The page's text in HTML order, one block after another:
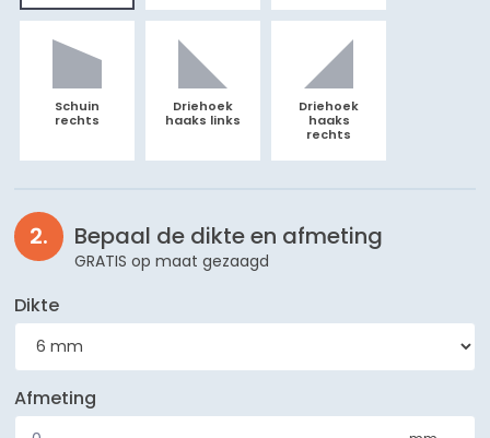
Schuin
rechts
Driehoek
haaks links
Driehoek
haaks
rechts
Bepaal de dikte en afmeting
GRATIS op maat gezaagd
Dikte
Afmeting